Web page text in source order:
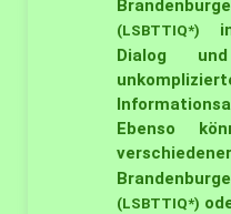
(LSBTTIQ*)
Dialog
Ebenso
(LSBTTIQ*)